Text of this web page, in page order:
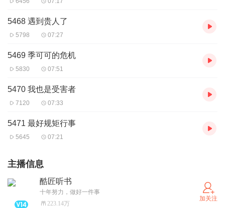
5468 遇到贵人了
5798 07:27
5469 季可可的危机
5830 07:51
5470 我也是受害者
7120 07:33
5471 最好规矩行事
5645 07:21
主播信息
酷匠听书
十年努力，做好一件事
223.14万
加关注